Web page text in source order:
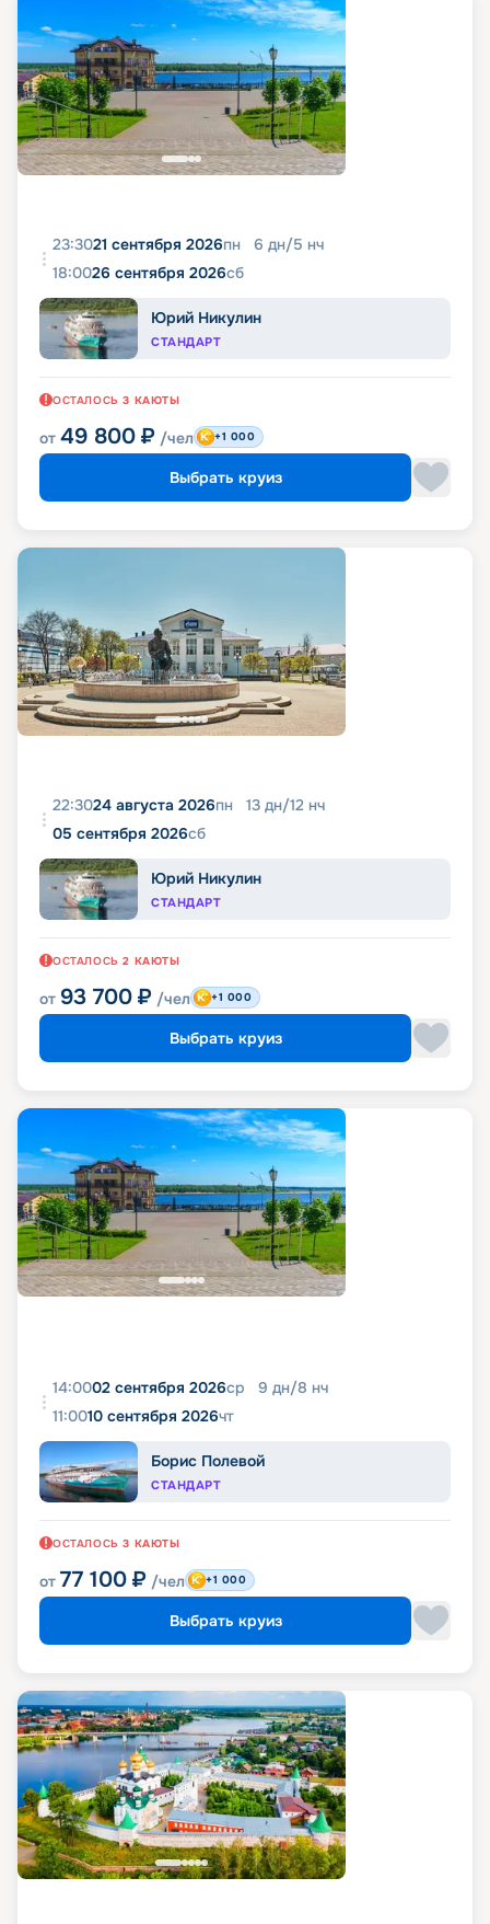
23:3021 сентября 2026пн 6 дн/5 нч
18:0026 сентября 2026сб
Юрий Никулин
СТАНДАРТ
ОСТАЛОСЬ 3 КАЮТЫ
от 49 800 ₽ /чел +1 000
Выбрать круиз
22:3024 августа 2026пн 13 дн/12 нч
05 сентября 2026сб
Юрий Никулин
СТАНДАРТ
ОСТАЛОСЬ 2 КАЮТЫ
от 93 700 ₽ /чел +1 000
Выбрать круиз
14:0002 сентября 2026ср 9 дн/8 нч
11:0010 сентября 2026чт
Борис Полевой
СТАНДАРТ
ОСТАЛОСЬ 3 КАЮТЫ
от 77 100 ₽ /чел +1 000
Выбрать круиз